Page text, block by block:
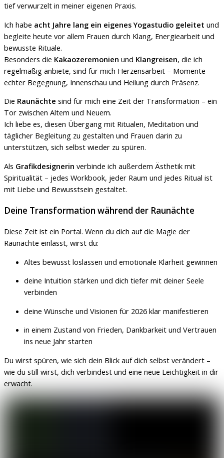
tief verwurzelt in meiner eigenen Praxis.
Ich habe acht Jahre lang ein eigenes Yogastudio geleitet und
begleite heute vor allem Frauen durch Klang, Energiearbeit und
bewusste Rituale.
Besonders die Kakaozeremonien und Klangreisen, die ich
regelmäßig anbiete, sind für mich Herzensarbeit – Momente
echter Begegnung, Innenschau und Heilung durch Präsenz.
Die Raunächte sind für mich eine Zeit der Transformation – ein
Tor zwischen Altem und Neuem.
Ich liebe es, diesen Übergang mit Ritualen, Meditation und
täglicher Begleitung zu gestalten und Frauen darin zu
unterstützen, sich selbst wieder zu spüren.
Als Grafikdesignerin verbinde ich außerdem Ästhetik mit
Spiritualität – jedes Workbook, jeder Raum und jedes Ritual ist
mit Liebe und Bewusstsein gestaltet.
Deine Transformation während der Raunächte
Diese Zeit ist ein Portal. Wenn du dich auf die Magie der
Raunächte einlässt, wirst du:
Altes bewusst loslassen und emotionale Klarheit gewinnen
deine Intuition stärken und dich tiefer mit deiner Seele
verbinden
deine Wünsche und Visionen für 2026 klar manifestieren
in einem Zustand von Frieden, Dankbarkeit und Vertrauen
ins neue Jahr starten
Du wirst spüren, wie sich dein Blick auf dich selbst verändert –
wie du still wirst, dich verbindest und eine neue Leichtigkeit in dir
erwacht.